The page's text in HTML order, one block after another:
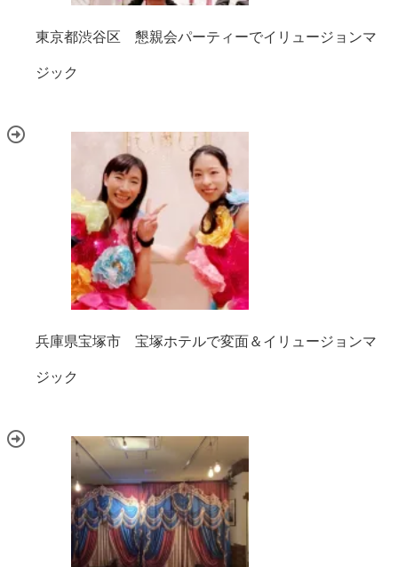
東京都渋谷区 懇親会パーティーでイリュージョンマ
ジック
兵庫県宝塚市 宝塚ホテルで変面＆イリュージョンマ
ジック